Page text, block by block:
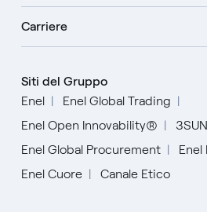
Carriere
Siti del Gruppo
Enel
Enel Global Trading
Enel Open Innovability®
3SUN
Enel Global Procurement
Enel
Enel Cuore
Canale Etico